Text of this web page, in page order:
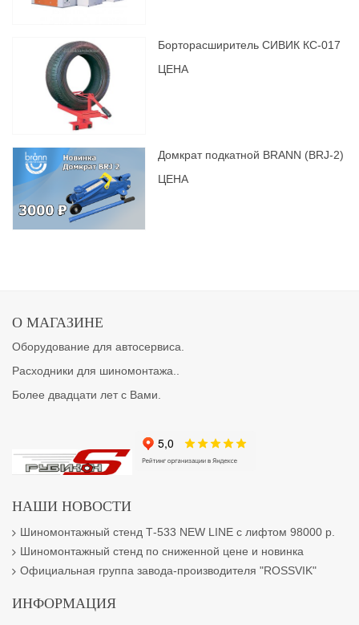
Борторасширитель СИВИК КС-017
ЦЕНА
Домкрат подкатной BRANN (BRJ-2)
ЦЕНА
О МАГАЗИНЕ
Оборудование для автосервиса.
Расходники для шиномонтажа..
Более двадцати лет с Вами.
НАШИ НОВОСТИ
Шиномонтажный стенд Т-533 NEW LINE с лифтом 98000 р.
Шиномонтажный стенд по сниженной цене и новинка
Официальная группа завода-производителя "ROSSVIK"
ИНФОРМАЦИЯ